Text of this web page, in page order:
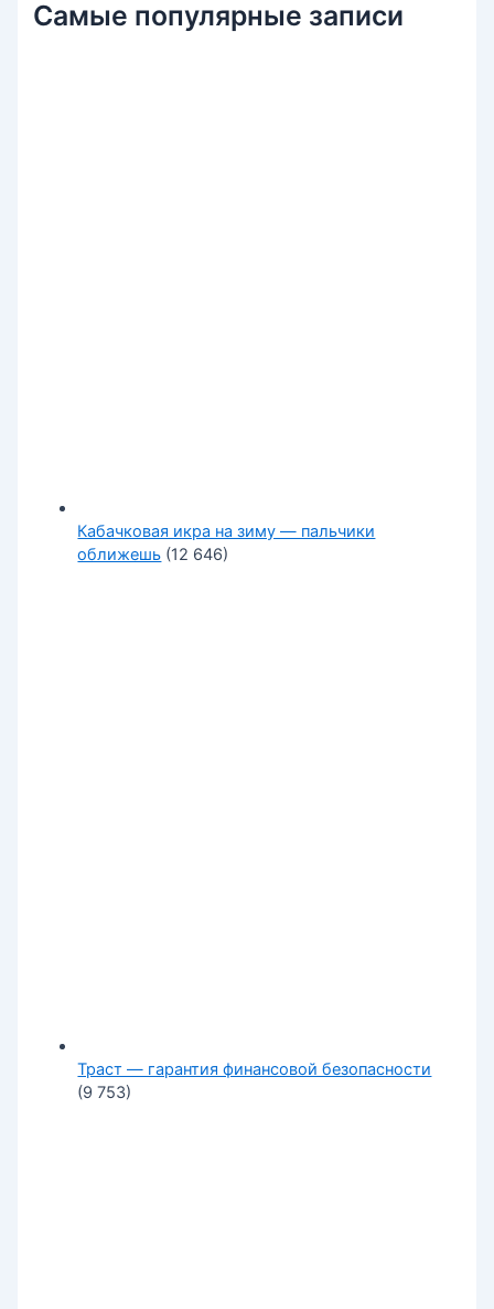
Самые популярные записи
Кабачковая икра на зиму — пальчики
оближешь (12 646)
Траст — гарантия финансовой безопасности
(9 753)